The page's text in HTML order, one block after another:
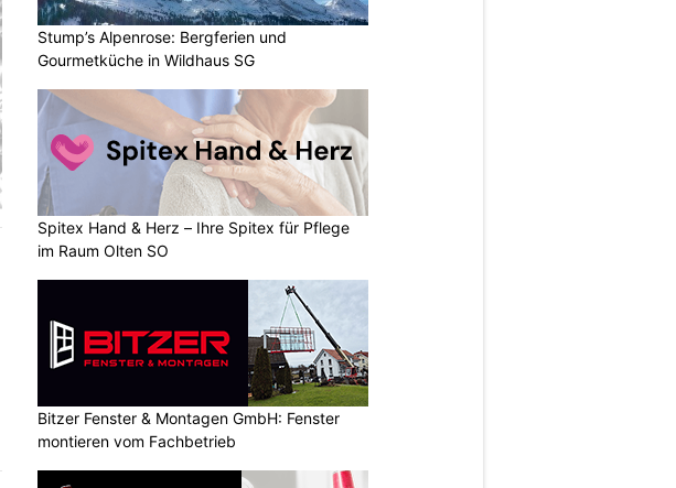
Stump’s Alpenrose: Bergferien und
Gourmetküche in Wildhaus SG
Spitex Hand & Herz – Ihre Spitex für Pflege
im Raum Olten SO
Bitzer Fenster & Montagen GmbH: Fenster
montieren vom Fachbetrieb